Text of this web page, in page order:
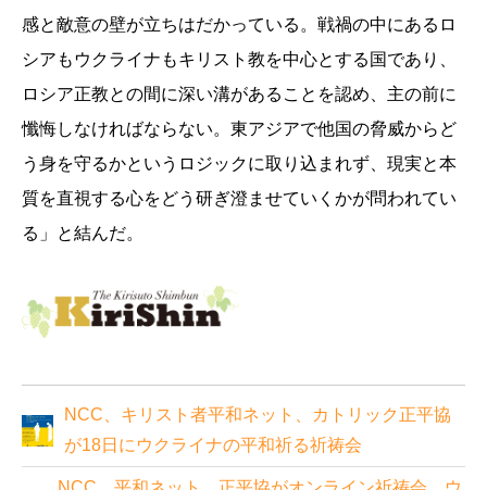
感と敵意の壁が立ちはだかっている。戦禍の中にあるロ
シアもウクライナもキリスト教を中心とする国であり、
ロシア正教との間に深い溝があることを認め、主の前に
懺悔しなければならない。東アジアで他国の脅威からど
う身を守るかというロジックに取り込まれず、現実と本
質を直視する心をどう研ぎ澄ませていくかが問われてい
る」と結んだ。
NCC、キリスト者平和ネット、カトリック正平協
が18日にウクライナの平和祈る祈祷会